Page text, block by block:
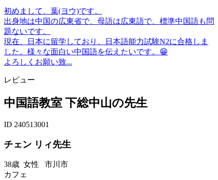
初めまして、葉(ヨウ)です。
出身地は中国の広東省で、母語は広東語で、標準中国語も問
題ないです。
現在、日本に留学しており、日本語能力試験N2に合格しま
した。様々な面白い中国語を伝えたいです。😁
よろしくお願い致...
レビュー
中国語教室 下総中山の先生
ID 240513001
チェン リィ先生
38歳 女性 市川市
カフェ